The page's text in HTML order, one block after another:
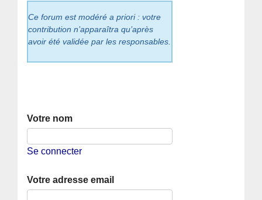
Ce forum est modéré a priori : votre
contribution n’apparaîtra qu’après
avoir été validée par les responsables.
Votre nom
Se connecter
Votre adresse email